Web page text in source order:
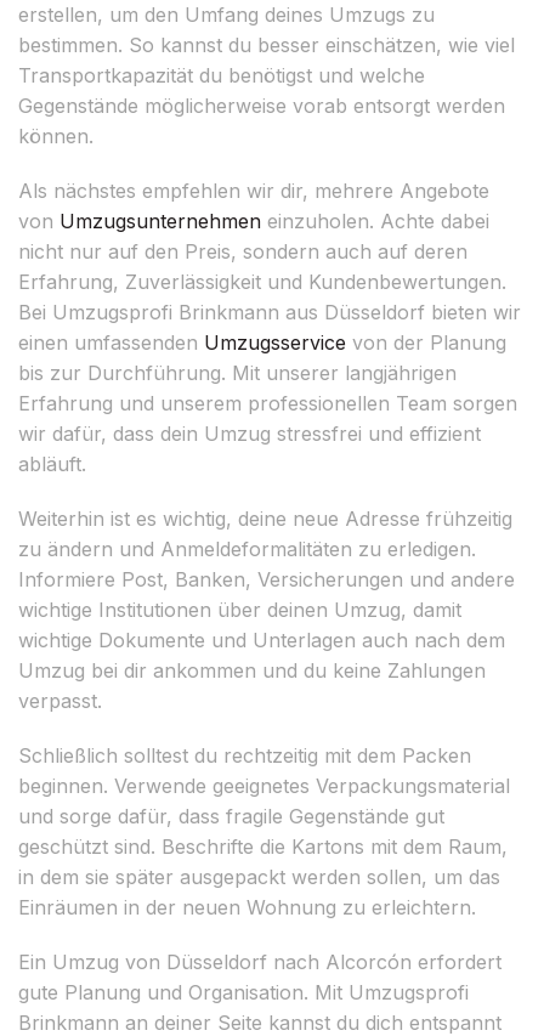
erstellen, um den Umfang deines Umzugs zu
bestimmen. So kannst du besser einschätzen, wie viel
Transportkapazität du benötigst und welche
Gegenstände möglicherweise vorab entsorgt werden
können.
Als nächstes empfehlen wir dir, mehrere Angebote
von Umzugsunternehmen einzuholen. Achte dabei
nicht nur auf den Preis, sondern auch auf deren
Erfahrung, Zuverlässigkeit und Kundenbewertungen.
Bei Umzugsprofi Brinkmann aus Düsseldorf bieten wir
einen umfassenden Umzugsservice von der Planung
bis zur Durchführung. Mit unserer langjährigen
Erfahrung und unserem professionellen Team sorgen
wir dafür, dass dein Umzug stressfrei und effizient
abläuft.
Weiterhin ist es wichtig, deine neue Adresse frühzeitig
zu ändern und Anmeldeformalitäten zu erledigen.
Informiere Post, Banken, Versicherungen und andere
wichtige Institutionen über deinen Umzug, damit
wichtige Dokumente und Unterlagen auch nach dem
Umzug bei dir ankommen und du keine Zahlungen
verpasst.
Schließlich solltest du rechtzeitig mit dem Packen
beginnen. Verwende geeignetes Verpackungsmaterial
und sorge dafür, dass fragile Gegenstände gut
geschützt sind. Beschrifte die Kartons mit dem Raum,
in dem sie später ausgepackt werden sollen, um das
Einräumen in der neuen Wohnung zu erleichtern.
Ein Umzug von Düsseldorf nach Alcorcón erfordert
gute Planung und Organisation. Mit Umzugsprofi
Brinkmann an deiner Seite kannst du dich entspannt